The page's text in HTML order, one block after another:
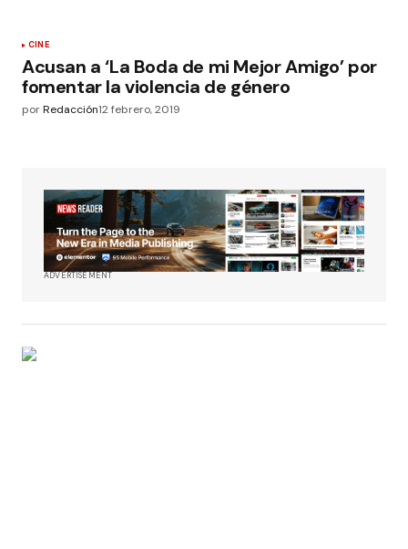
CINE
Acusan a ‘La Boda de mi Mejor Amigo’ por
fomentar la violencia de género
porRedacción12 febrero, 2019
ADVERTISEMENT